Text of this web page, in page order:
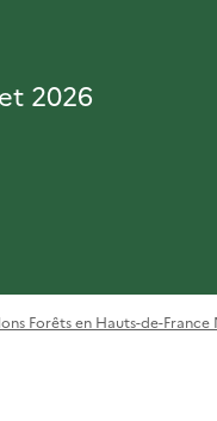
2026
Forêts en Hauts-de-France